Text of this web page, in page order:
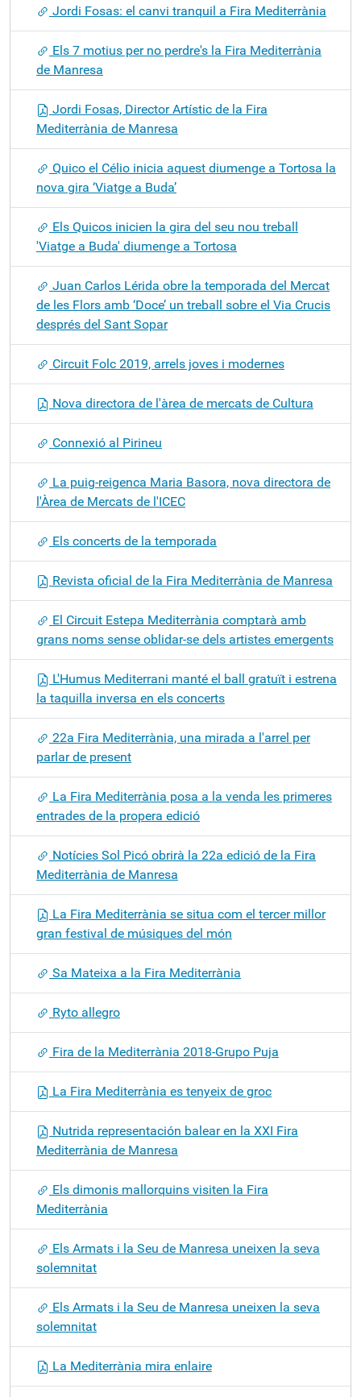
Jordi Fosas: el canvi tranquil a Fira Mediterrània
Els 7 motius per no perdre's la Fira Mediterrània
de Manresa
Jordi Fosas, Director Artístic de la Fira
Mediterrània de Manresa
Quico el Célio inicia aquest diumenge a Tortosa la
nova gira ‘Viatge a Buda’
Els Quicos inicien la gira del seu nou treball
'Viatge a Buda' diumenge a Tortosa
Juan Carlos Lérida obre la temporada del Mercat
de les Flors amb ‘Doce’ un treball sobre el Via Crucis
després del Sant Sopar
Circuit Folc 2019, arrels joves i modernes
Nova directora de l'àrea de mercats de Cultura
Connexió al Pirineu
La puig-reigenca Maria Basora, nova directora de
l'Àrea de Mercats de l'ICEC
Els concerts de la temporada
Revista oficial de la Fira Mediterrània de Manresa
El Circuit Estepa Mediterrània comptarà amb
grans noms sense oblidar-se dels artistes emergents
L'Humus Mediterrani manté el ball gratuït i estrena
la taquilla inversa en els concerts
22a Fira Mediterrània, una mirada a l'arrel per
parlar de present
La Fira Mediterrània posa a la venda les primeres
entrades de la propera edició
Notícies Sol Picó obrirà la 22a edició de la Fira
Mediterrània de Manresa
La Fira Mediterrània se situa com el tercer millor
gran festival de músiques del món
Sa Mateixa a la Fira Mediterrània
Ryto allegro
Fira de la Mediterrània 2018-Grupo Puja
La Fira Mediterrània es tenyeix de groc
Nutrida representación balear en la XXI Fira
Mediterrània de Manresa
Els dimonis mallorquins visiten la Fira
Mediterrània
Els Armats i la Seu de Manresa uneixen la seva
solemnitat
Els Armats i la Seu de Manresa uneixen la seva
solemnitat
La Mediterrània mira enlaire